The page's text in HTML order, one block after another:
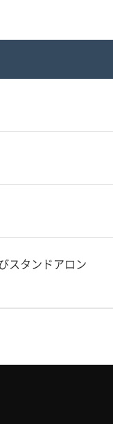
スタンドアロン